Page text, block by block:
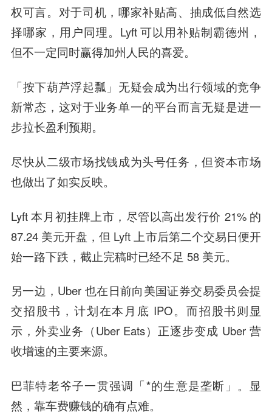
权可言。对于司机，哪家补贴高、抽成低自然选
择哪家，用户同理。Lyft 可以用补贴制霸德州，
但不一定同时赢得加州人民的喜爱。
「按下葫芦浮起瓢」无疑会成为出行领域的竞争
新常态，这对于业务单一的平台而言无疑是进一
步拉长盈利预期。
尽快从二级市场找钱成为头号任务，但资本市场
也做出了如实反映。
Lyft 本月初挂牌上市，尽管以高出发行价 21% 的
87.24 美元开盘，但 Lyft 上市后第二个交易日便开
始一路下跌，截止完稿时已经不足 58 美元。
另一边，Uber 也在日前向美国证券交易委员会提
交招股书，计划在本月底 IPO。而招股书则显
示，外卖业务（Uber Eats）正逐步变成 Uber 营
收增速的主要来源。
巴菲特老爷子一贯强调「*的生意是垄断」。显
然，靠车费赚钱的确有点难。